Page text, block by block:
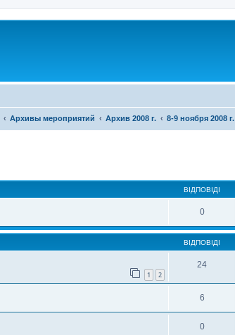
Архивы мероприятий Архив 2008 г. 8-9 ноября 2008 г.
ВІДПОВІДІ
0
ВІДПОВІДІ
1 2
24
6
0